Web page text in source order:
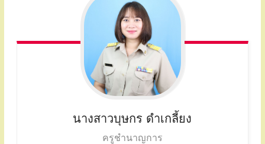
นางสาวบุษกร ดำเกลี้ยง
ครูชำนาญการ